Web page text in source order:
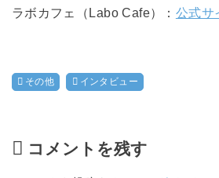
ラボカフェ（Labo Cafe）： 公式サ
その他 インタビュー
コメントを残す